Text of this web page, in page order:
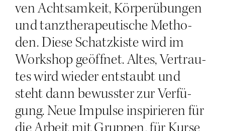
ven Acht­sam­keit, Kör­per­übun­gen
und tanz­the­ra­peu­ti­sche Metho­
den. Die­se Schatz­kis­te wird im
Work­shop geöff­net. Altes, Ver­trau­
tes wird wie­der ent­staubt und
steht dann bewuss­ter zur Ver­fü­
gung. Neue Impul­se inspi­rie­ren für